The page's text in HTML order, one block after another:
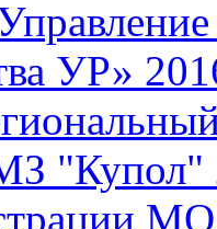
УР»
"Купол"
МО